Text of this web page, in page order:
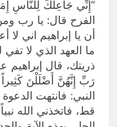
الفرح قال: يا رب
أن يا إبراهيم اني
ما العهد الذي لا
ذريتك، قال إبراهيم
النبي: فانتهت
قط، فاتخذني الله